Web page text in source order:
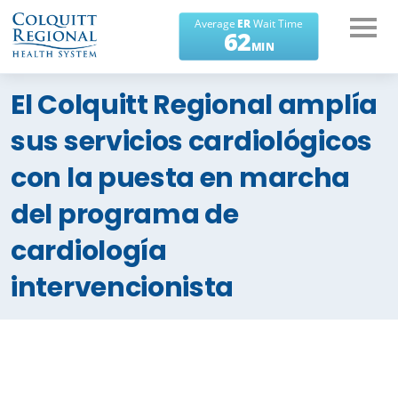
¿En qué podemos
ayudarte?
El Colquitt Regional amplía
sus servicios cardiológicos
con la puesta en marcha
del programa de
cardiología
intervencionista